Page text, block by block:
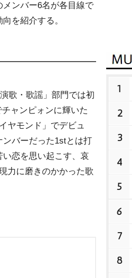
ンバー6名が各目線で
を紹介する。
歌・歌謡」部門では初
ャンピォンに輝いた
ヤモンド」でデビュ
バーだった1stとは打
恋を思い起こす、哀
力に磨きのかかった歌
1
2
3
4
5
6
7
8